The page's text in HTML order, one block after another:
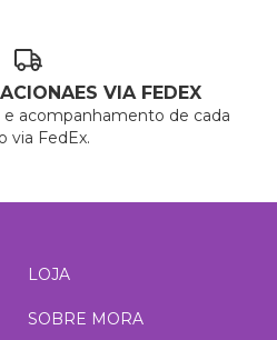
VIA FEDEX
acompanhamento de cada
via FedEx.
LOJA
SOBRE MORA